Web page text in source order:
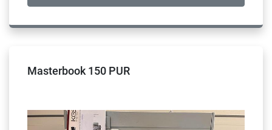
Masterbook 150 PUR